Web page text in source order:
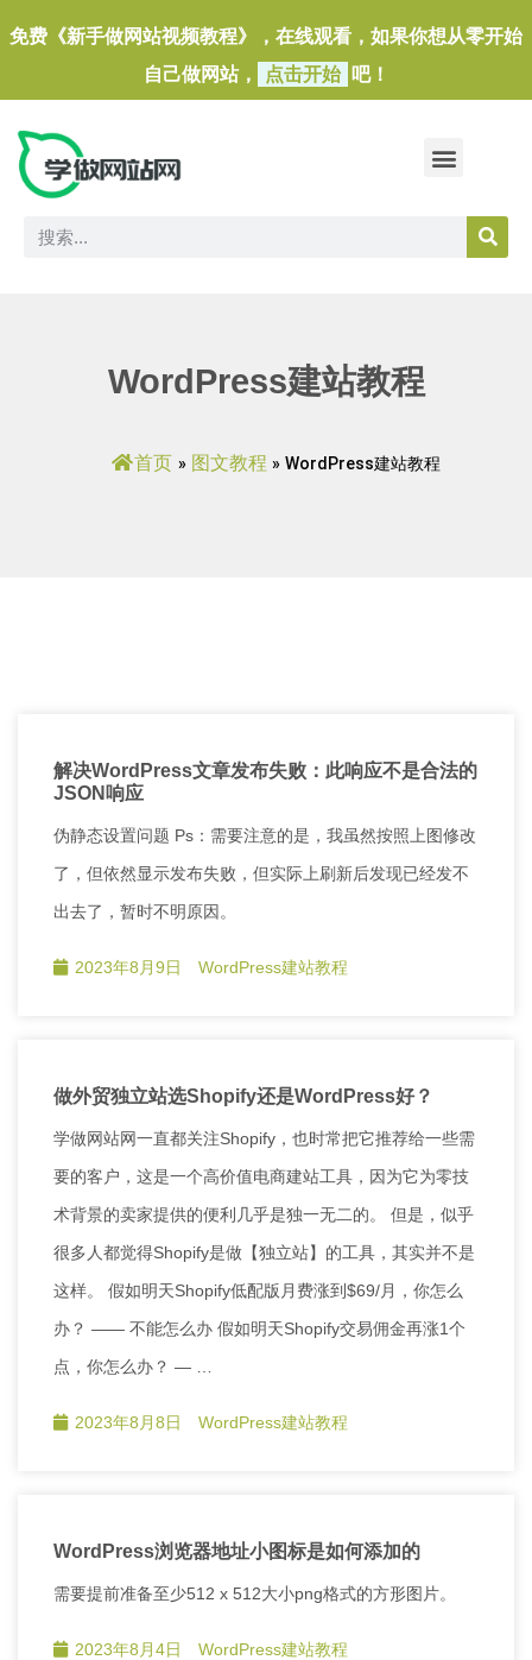
免费《新手做网站视频教程》，在线观看，如果你想从零开始
自己做网站，
点击开始 吧！
WordPress建站教程
首页 » 图文教程 » WordPress建站教程
解决WordPress文章发布失败：此响应不是合法的
JSON响应
伪静态设置问题 Ps：需要注意的是，我虽然按照上图修改
了，但依然显示发布失败，但实际上刷新后发现已经发不
出去了，暂时不明原因。
2023年8月9日 WordPress建站教程
做外贸独立站选Shopify还是WordPress好？
学做网站网一直都关注Shopify，也时常把它推荐给一些需
要的客户，这是一个高价值电商建站工具，因为它为零技
术背景的卖家提供的便利几乎是独一无二的。 但是，似乎
很多人都觉得Shopify是做【独立站】的工具，其实并不是
这样。 假如明天Shopify低配版月费涨到$69/月，你怎么
办？ —— 不能怎么办 假如明天Shopify交易佣金再涨1个
点，你怎么办？ — …
2023年8月8日 WordPress建站教程
WordPress浏览器地址小图标是如何添加的
需要提前准备至少512 x 512大小png格式的方形图片。
2023年8月4日 WordPress建站教程